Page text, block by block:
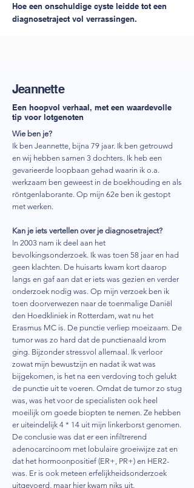
Hoe een onschuldige cyste leidde tot een
diagnosetraject vol verrassingen.
Jeannette
Een hoopvol verhaal, met een waardevolle
tip voor lotgenoten
Wie ben je?
Ik ben Jeannette, bijna 79 jaar. Ik ben getrouwd
en wij hebben samen 3 dochters. Ik heb een
gevarieerde loopbaan gehad waarin ik o.a.
werkzaam ben geweest in de boekhouding en als
röntgenlaborante. Op mijn 62e ben ik gestopt
met werken.
Kan je iets vertellen over je diagnosetraject?
In 2003 nam ik deel aan het
bevolkingsonderzoek. Ik was toen 58 jaar en had
geen klachten. De huisarts kwam kort daarop
langs en gaf aan dat er iets was gezien en verder
onderzoek nodig was. Op mijn verzoek ben ik
toen doorverwezen naar de toenmalige Daniël
den Hoedkliniek in Rotterdam, wat nu het
Erasmus MC is. De punctie verliep moeizaam. De
tumor was zo hard dat de punctienaald krom
ging. Bijzonder stressvol allemaal. Ik verloor
zowat mijn bewustzijn en nadat ik wat was
bijgekomen, is het na een verdoving toch gelukt
de punctie uit te voeren. Omdat de tumor zo stug
was, was het voor de specialisten ook heel
moeilijk om goede biopten te nemen. Ze hebben
er uiteindelijk 4 * 14 uit mijn linkerborst genomen.
De conclusie was dat er een infiltrerend
adenocarcinoom met lobulaire groeiwijze zat en
dat het hormoonpositief (ER+, PR+) en HER2-
was. Er is ook meteen erfelijkheidsonderzoek
uitgevoerd, maar hier kwam niks uit.